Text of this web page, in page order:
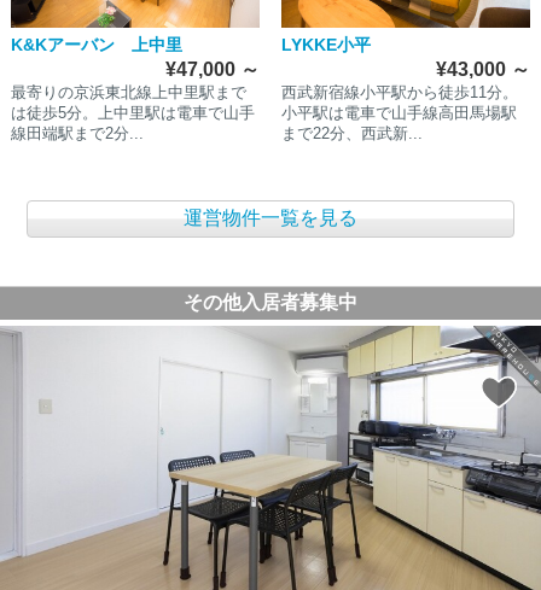
K&Kアーバン 上中里
¥47,000 ～
最寄りの京浜東北線上中里駅まで
は徒歩5分。上中里駅は電車で山手
線田端駅まで2分...
LYKKE小平
¥43,000 ～
西武新宿線小平駅から徒歩11分。
小平駅は電車で山手線高田馬場駅
まで22分、西武新...
運営物件一覧を見る
その他入居者募集中